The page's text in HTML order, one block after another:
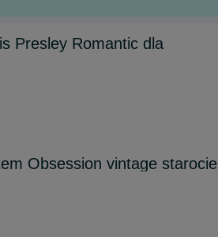
Presley Romantic dla
Obsession vintage starocie